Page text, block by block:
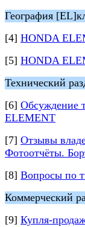
География
[4] HONDA
[5] HONDA
Технический
[6] Обсуждение
ELEMENT
[7] Отзывы
Фотоотчёты.
[8] Вопросы по
Коммерческий
[9] Купля-